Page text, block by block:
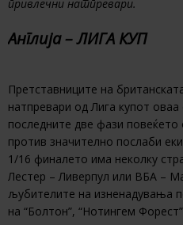
привлечни натпревари.
Англија – ЛИГА КУП
Претставниците на
натпревари од Лига купот
последните две фази повеќето
против значително послаби
1/16 финалето има неколку
Лестер – Ливерпул или ВБА –
љубителите на изненадувања
на “Болтон”, “Нотингем